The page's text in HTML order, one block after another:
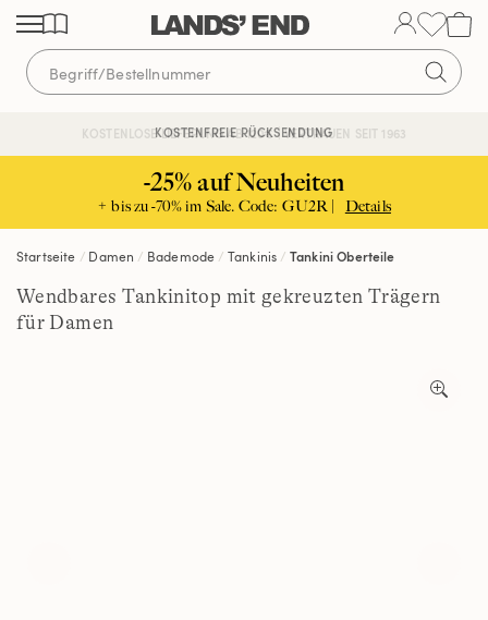
Direkt
zum
Inhalt
Direkt
zur
Navigation
Direkt
zur
Suche
KOSTENLOSE LIEFERUNG AB 120€ | VERTRAUEN SEIT 1963
KOSTENFREIE RÜCKSENDUNG
-25% auf Neuheiten
+ bis zu -70% im Sale. Code: GU2R | Details
Startseite Damen Bademode Tankinis Tankini Oberteile
Wendbares Tankinitop mit gekreuzten Trägern
für Damen